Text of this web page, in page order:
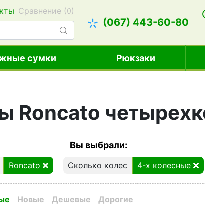
Сравнение (0)
(067) 443-60-80
сумки Рюкзаки
Roncato
Вы выбрали:
Roncato Сколько колес 4-х колесные
Новые Дешевые Дорогие